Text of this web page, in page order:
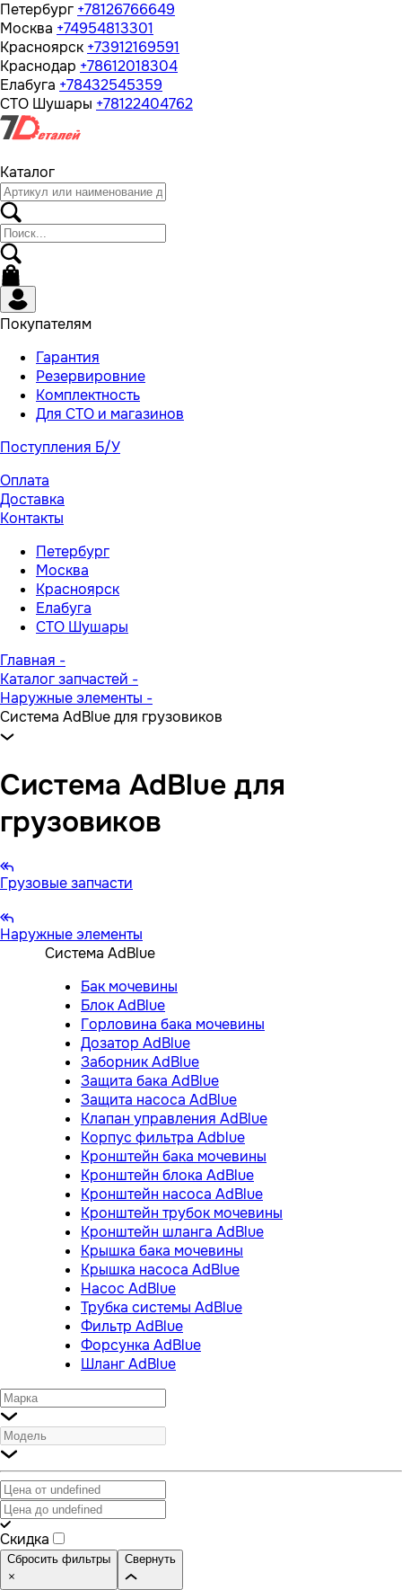
Петербург +78126766649
Москва +74954813301
Красноярск +73912169591
Краснодар +78612018304
Елабуга +78432545359
СТО Шушары +78122404762
Каталог
Покупателям
Гарантия
Резервировние
Комплектность
Для СТО и магазинов
Поступления Б/У
Оплата
Доставка
Контакты
Петербург
Москва
Красноярск
Елабуга
СТО Шушары
Главная -
Каталог запчастей -
Наружные элементы -
Система AdBlue для грузовиков
Система AdBlue для
грузовиков
Грузовые запчасти
Наружные элементы
Система AdBlue
Бак мочевины
Блок AdBlue
Горловина бака мочевины
Дозатор AdBlue
Заборник AdBlue
Защита бака AdBlue
Защита насоса AdBlue
Клапан управления AdBlue
Корпус фильтра Adblue
Кронштейн бака мочевины
Кронштейн блока AdBlue
Кронштейн насоса AdBlue
Кронштейн трубок мочевины
Кронштейн шланга AdBlue
Крышка бака мочевины
Крышка насоса AdBlue
Насос AdBlue
Трубка системы AdBlue
Фильтр AdBlue
Форсунка AdBlue
Шланг AdBlue
Скидка
Сбросить фильтры Свернуть